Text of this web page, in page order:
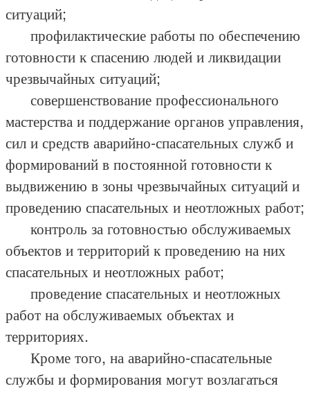
ситуаций;
профилактические работы по обеспечению
готовности к спасению людей и ликвидации
чрезвычайных ситуаций;
совершенствование профессионального
мастерства и поддержание органов управления,
сил и средств аварийно-спасательных служб и
формирований в постоянной готовности к
выдвижению в зоны чрезвычайных ситуаций и
проведению спасательных и неотложных работ;
контроль за готовностью обслуживаемых
объектов и территорий к проведению на них
спасательных и неотложных работ;
проведение спасательных и неотложных
работ на обслуживаемых объектах и
территориях.
Кроме того, на аварийно-спасательные
службы и формирования могут возлагаться